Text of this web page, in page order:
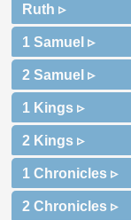
Ruth ▹
1 Samuel ▹
2 Samuel ▹
1 Kings ▹
2 Kings ▹
1 Chronicles ▹
2 Chronicles ▹